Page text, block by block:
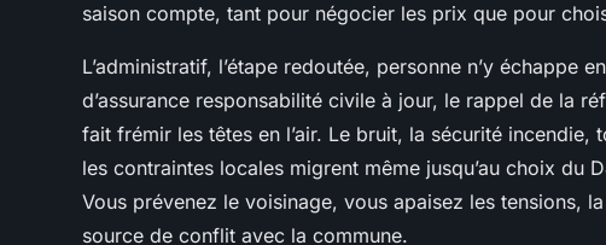
saison compte, tant pour négocier les prix que pour
L’administratif, l’étape redoutée, personne n’y échappe
d’assurance responsabilité civile à jour, le rappel de la
fait frémir les têtes en l’air. Le bruit, la sécurité incendie,
les contraintes locales migrent même jusqu’au choix du
Vous prévenez le voisinage, vous apaisez les tensions,
source de conflit avec la commune.